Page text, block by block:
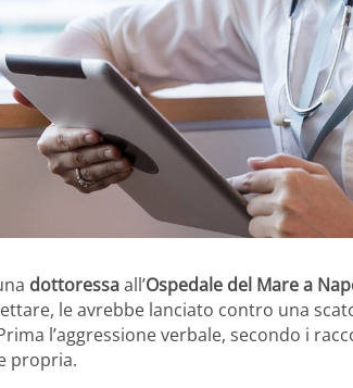
dottoressaall’Ospedale del Mare a
le avrebbe lanciato contro una
l’aggressione verbale, secondo i
propria.